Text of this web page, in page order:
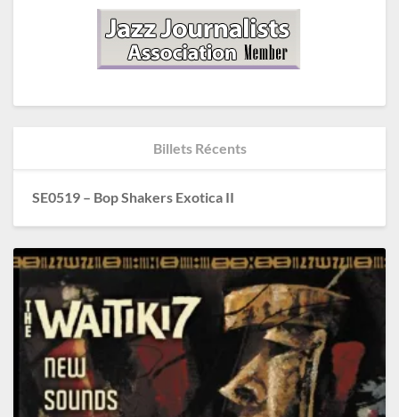
Billets Récents
SE0519 – Bop Shakers Exotica II